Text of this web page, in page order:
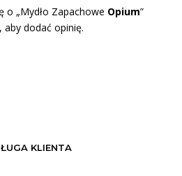
o „Mydło Zapachowe Opium”
aby dodać opinię.
KLIENTA